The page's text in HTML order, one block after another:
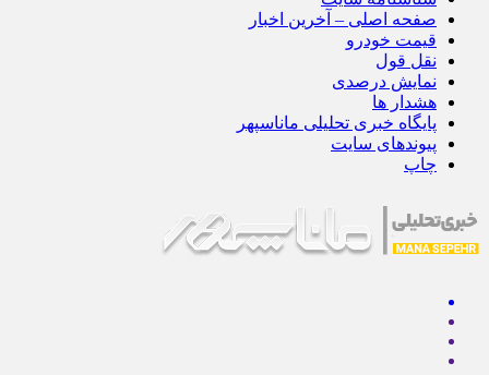
صفحه اصلی – آخرین اخبار
قیمت خودرو
نقل قول
نمایش درصدی
هشدار ها
پایگاه خبری تحلیلی ماناسپهر
پیوندهای سایت
چاپ